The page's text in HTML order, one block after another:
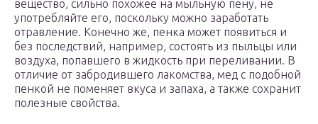
вещество, сильно похожее на мыльную пену, не
употребляйте его, поскольку можно заработать
отравление. Конечно же, пенка может появиться и
без последствий, например, состоять из пыльцы или
воздуха, попавшего в жидкость при переливании. В
отличие от забродившего лакомства, мед с подобной
пенкой не поменяет вкуса и запаха, а также сохранит
полезные свойства.